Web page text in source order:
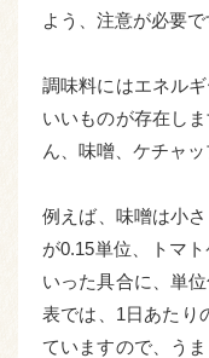
よう、注意が必要で
調味料にはエネル
いいものが存在し
ん、味噌、ケチャ
例えば、味噌は小
が0.15単位、トマ
いった具合に、単
表では、1日あたり
ていますので、う